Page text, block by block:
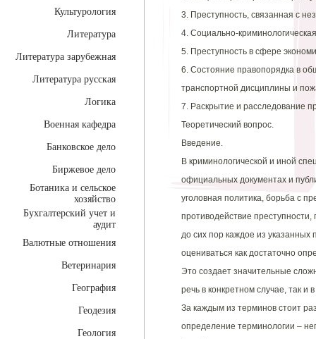
Культурология
Литература
Литература зарубежная
Литература русская
Логика
Военная кафедра
Банковское дело
Биржевое дело
Ботаника и сельское
хозяйство
Бухгалтерский учет и
аудит
Валютные отношения
Ветеринария
География
Геодезия
Геология
3. Преступность, связанная с
4. Социально-
5. Преступность в сфере
6. Состояние правопорядка в
транспортной дисциплины и
7. Раскрытие и расследование
Теоретический вопрос.
Введение.
В криминологической и иной
официальных документах и
уголовная политика, борьба с
противодействие
до сих пор каждое из
оцениваться как достаточно
Это создает значительные
речь в конкретном случае, так и
За каждым из терминов стоит
определение терминологии –